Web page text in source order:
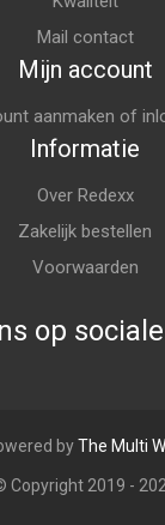
Mail contact
Mijn account
aanmaken of
Informatie
Over Redexx
Zakelijk bestellen
Voorwaarden
op
byThe Multi
Copyright 2019 -